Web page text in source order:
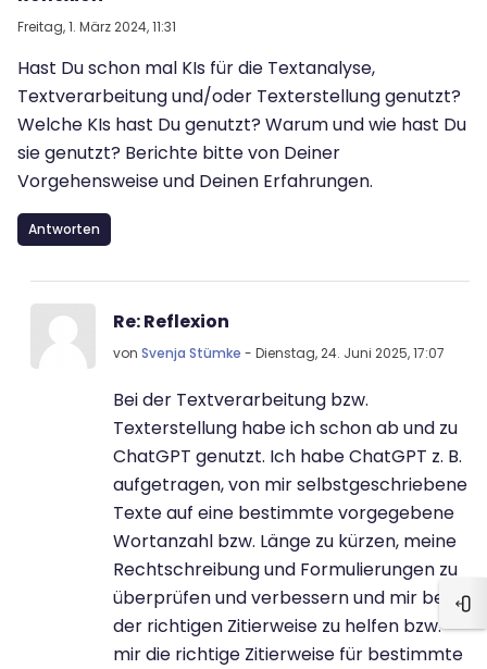
Freitag, 1. März 2024, 11:31
Hast Du schon mal KIs für die Textanalyse,
Textverarbeitung und/oder Texterstellung genutzt?
Welche KIs hast Du genutzt? Warum und wie hast Du
sie genutzt? Berichte bitte von Deiner
Vorgehensweise und Deinen Erfahrungen.
Antworten
Als Antwort auf Erster Beitrag
Re: Reflexion
vonSvenja Stümke -Dienstag, 24. Juni 2025, 17:07
Bei der Textverarbeitung bzw.
Texterstellung habe ich schon ab und zu
ChatGPT genutzt. Ich habe ChatGPT z. B.
aufgetragen, von mir selbstgeschriebene
Texte auf eine bestimmte vorgegebene
Wortanzahl bzw. Länge zu kürzen, meine
Rechtschreibung und Formulierungen zu
überprüfen und verbessern und mir bei
der richtigen Zitierweise zu helfen bzw.
mir die richtige Zitierweise für bestimmte